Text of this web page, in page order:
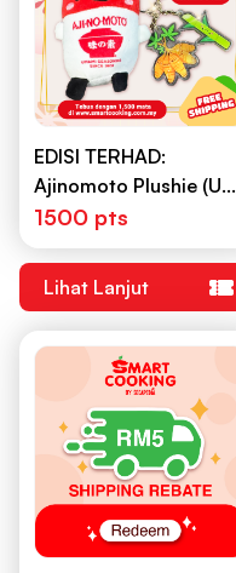
EDISI TERHAD:
Ajinomoto Plushie (Ubi
Kayu & Tebu)
1500 pts
Lihat Lanjut